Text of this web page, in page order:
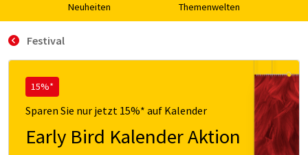
Neu­hei­ten The­men­wel­ten
Festival
15%*
Sparen Sie nur jetzt 15%* auf Kalender
Early Bird Kalender Aktion